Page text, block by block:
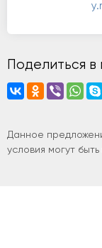
Поделиться в
Данное
условия могут